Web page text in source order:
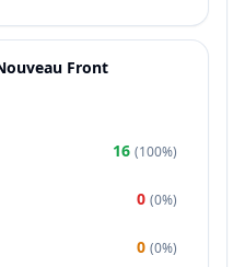
Front
16 (100%)
0 (0%)
0 (0%)